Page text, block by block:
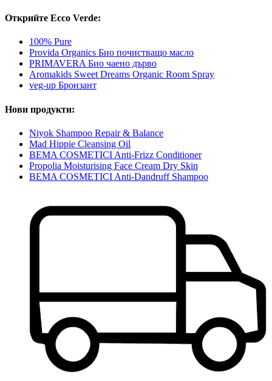
Открийте Ecco Verde:
100% Pure
Provida Organics Био почистващо масло
PRIMAVERA Био чаено дърво
Aromakids Sweet Dreams Organic Room Spray
veg-up Бронзант
Нови продукти:
Niyok Shampoo Repair & Balance
Mad Hippie Cleansing Oil
BEMA COSMETICI Anti-Frizz Conditioner
Propolia Moisturising Face Cream Dry Skin
BEMA COSMETICI Anti-Dandruff Shampoo